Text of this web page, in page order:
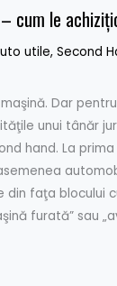
cum le
utile, Second
Dar
unui tânăr
hand. La
din faţa blocului
furată” sau